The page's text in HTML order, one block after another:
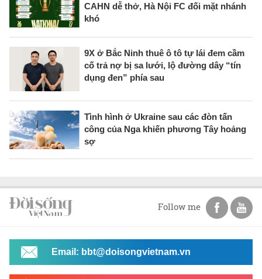
CAHN dễ thở, Hà Nội FC đối mặt nhánh
khó
9X ở Bắc Ninh thuê ô tô tự lái đem cầm
cố trả nợ bị sa lưới, lộ đường dây “tín
dụng đen” phía sau
Tình hình ở Ukraine sau các đòn tấn
công của Nga khiến phương Tây hoảng
sợ
Follow me
Email: bbt@doisongvietnam.vn